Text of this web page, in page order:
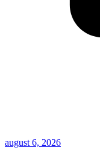
august 6, 2026